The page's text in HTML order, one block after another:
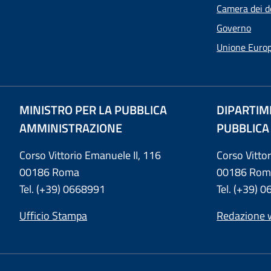
Camera dei
Governo
Unione
MINISTRO PER LA PUBBLICA
AMMINISTRAZIONE
Corso Vittorio Emanuele II, 116
00186 Roma
Tel. (+39) 0668991
Ufficio Stampa
PUBBLICA
Corso
00186
Tel. (+39)
Redazione